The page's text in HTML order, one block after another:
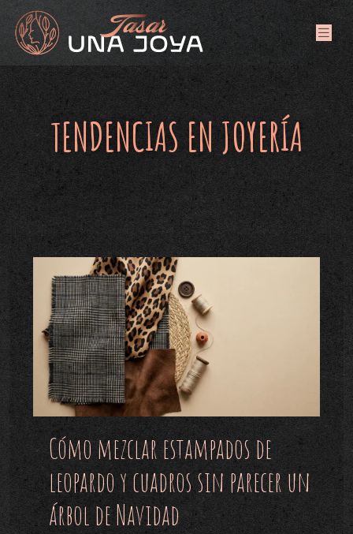
TENDENCIAS EN JOYERÍA
Cómo mezclar estampados de
leopardo y cuadros sin parecer un
árbol de Navidad